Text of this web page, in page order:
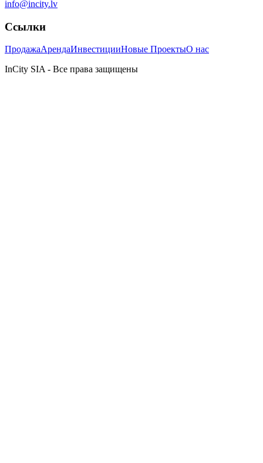
info@incity.lv
Ссылки
ПродажаАрендаИнвестицииНовые ПроектыО нас
InCity SIA - Все права защищены